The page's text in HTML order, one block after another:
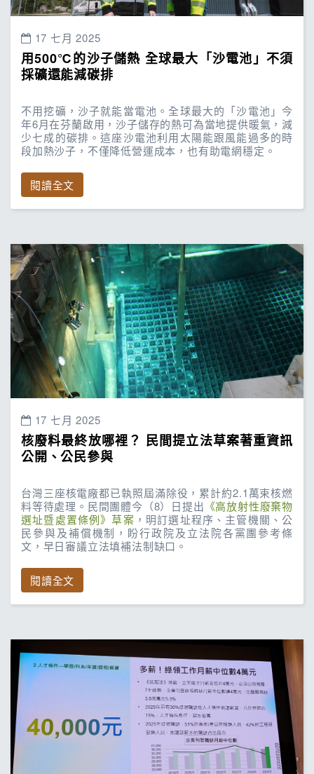
17 七月 2025
用500℃的沙子儲熱 全球最大「沙電池」不須
採礦還能減碳排
不用挖礦，沙子就能當電池。全球最大的「沙電池」今
年6月在芬蘭啟用，沙子儲存的熱可為當地提供暖氣，減
少七成的碳排。這座沙電池利用太陽能跟風能過多的時
段加熱沙子，不僅降低營運成本，也有助電網穩定。
閱讀全文
17 七月 2025
核廢料最終放哪裡？ 民間提立法草案著重資訊
公開、公民參與
台灣三座核電廠都已執照屆滿除役，累計約2.1萬束核燃
料等待處理。民間團體今（8）日提出 《高放射性廢棄物
選址暨處置條例》草案 ，明訂選址程序、主管機關、公
民參與及補償機制，盼行政院及立法院各黨團參考條
文，早日審議立法填補法制缺口。
閱讀全文